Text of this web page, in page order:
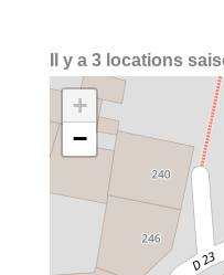
Il y a 3 locations
+
−